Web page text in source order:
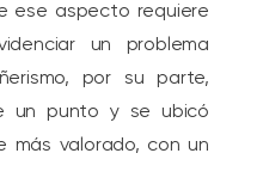
ese aspecto requiere
un problema
por su parte,
un punto y se ubicó
más valorado, con un